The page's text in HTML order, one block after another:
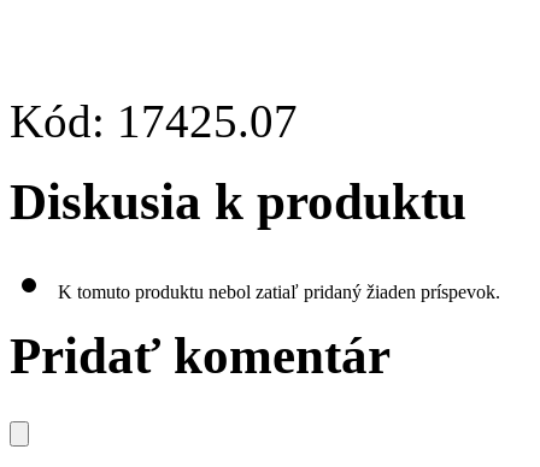
Kód: 17425.07
Diskusia k produktu
K tomuto produktu nebol zatiaľ pridaný žiaden príspevok.
Pridať komentár